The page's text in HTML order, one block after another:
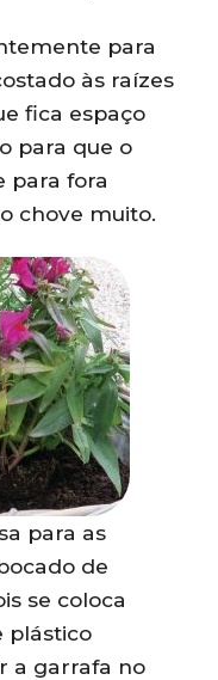
para
às raízes
fica espaço
para que o
para fora
chove muito.
para as
de
se coloca
plástico
a garrafa no